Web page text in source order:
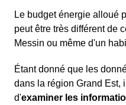
Le budget énergie alloué
peut être très différent de
Messin ou même d'un
Étant donné que les
dans la région Grand Est,
d'examiner les